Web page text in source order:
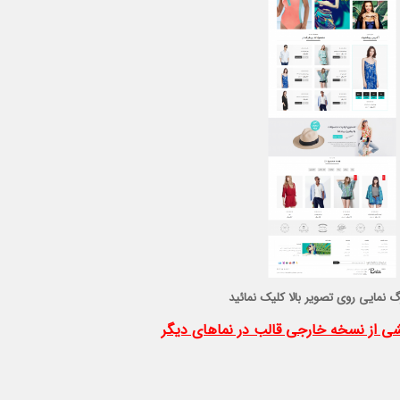
نمایی روی تصویر بالا کلیک نمائید
از نسخه خارجی قالب در نماهای دیگر